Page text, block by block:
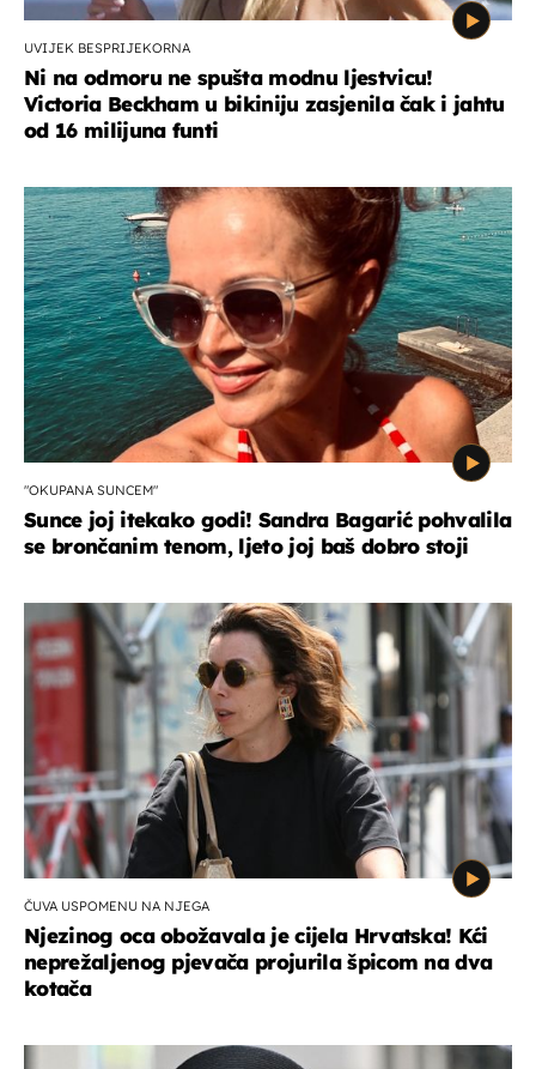
UVIJEK BESPRIJEKORNA
Ni na odmoru ne spušta modnu ljestvicu!
Victoria Beckham u bikiniju zasjenila čak i jahtu
od 16 milijuna funti
"OKUPANA SUNCEM"
Sunce joj itekako godi! Sandra Bagarić pohvalila
se brončanim tenom, ljeto joj baš dobro stoji
ČUVA USPOMENU NA NJEGA
Njezinog oca obožavala je cijela Hrvatska! Kći
neprežaljenog pjevača projurila špicom na dva
kotača